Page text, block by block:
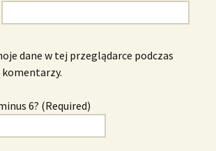
dane w tej przeglądarce podczas
6? (Required)